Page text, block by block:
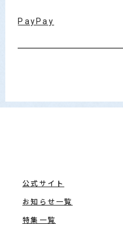
PayPay
公式サイト
お知らせ一覧
特集一覧